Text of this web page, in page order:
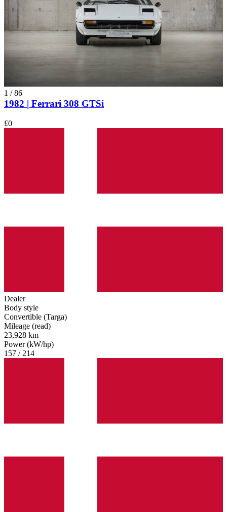
1 /86
1982 | Ferrari 308 GTSi
£0
Dealer
Body style
Convertible (Targa)
Mileage (read)
23,928 km
Power (kW/hp)
157 / 214